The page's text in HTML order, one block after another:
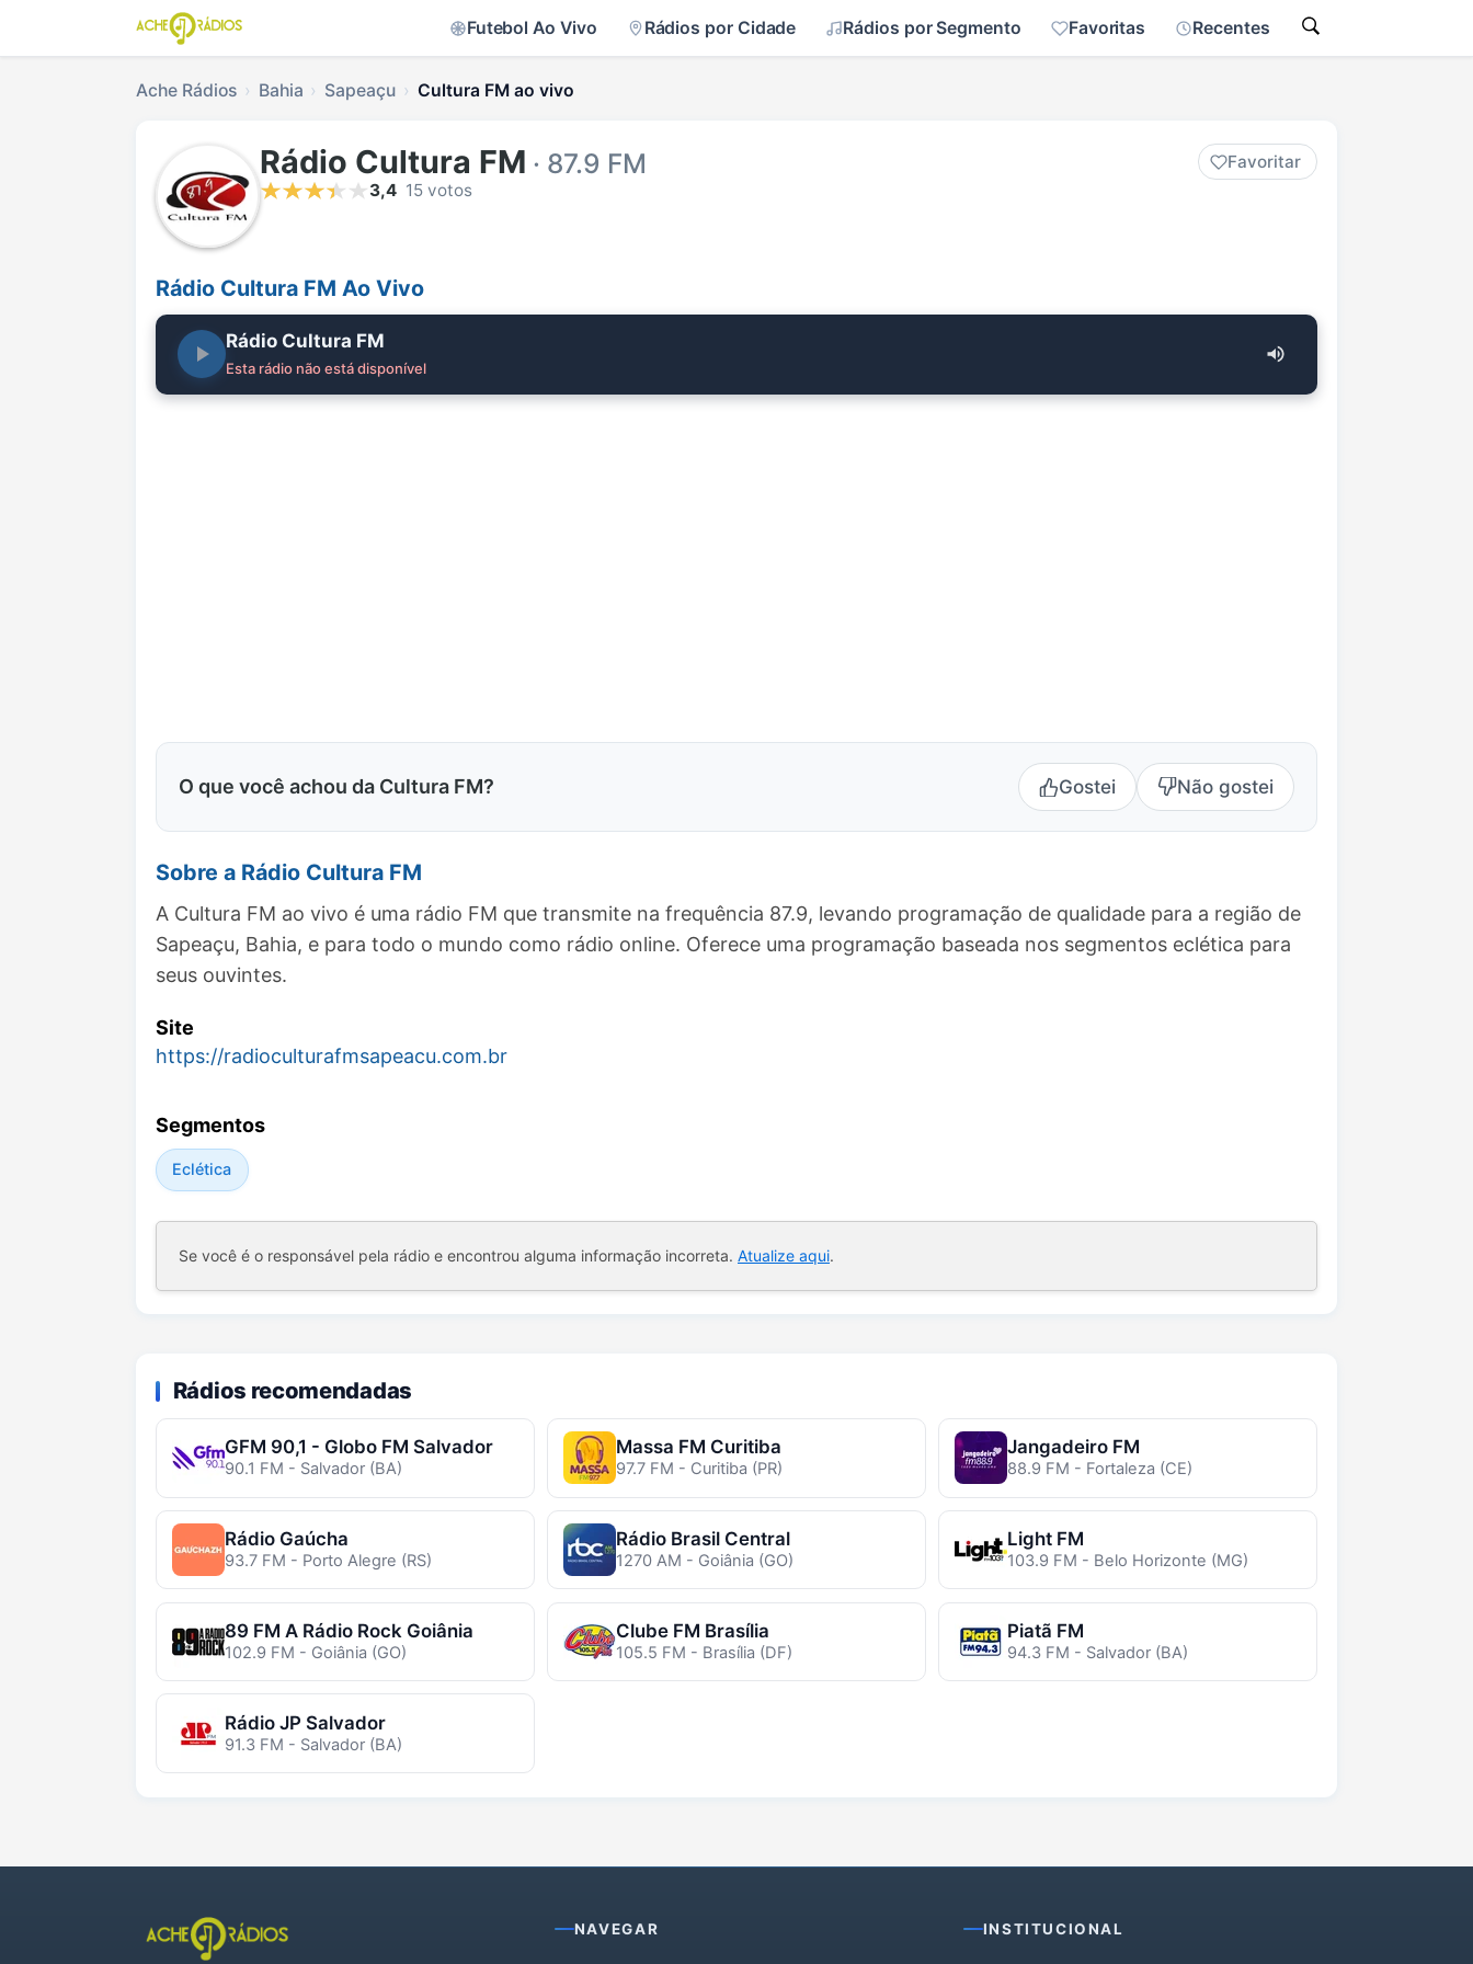
Futebol Ao Vivo Rádios por Cidade Rádios por Segmento Favoritas Recentes
Ache Rádios Bahia Sapeaçu Cultura FM ao vivo
Rádio Cultura FM · 87.9 FM
Favoritar
3,4 15 votos
Rádio Cultura FM Ao Vivo
Rádio Cultura FM
Esta rádio não está disponível
O que você achou da Cultura FM? Gostei Não gostei
Sobre a Rádio Cultura FM
A Cultura FM ao vivo é uma rádio FM que transmite na frequência 87.9, levando programação de qualidade para a região de
Sapeaçu, Bahia, e para todo o mundo como rádio online. Oferece uma programação baseada nos segmentos eclética para
seus ouvintes.
Site
https://radioculturafmsapeacu.com.br
Segmentos
Eclética
Se você é o responsável pela rádio e encontrou alguma informação incorreta. Atualize aqui.
Rádios recomendadas
GFM 90,1 - Globo FM Salvador
90.1 FM - Salvador (BA)
Massa FM Curitiba
97.7 FM - Curitiba (PR)
Jangadeiro FM
88.9 FM - Fortaleza (CE)
Rádio Gaúcha
93.7 FM - Porto Alegre (RS)
Rádio Brasil Central
1270 AM - Goiânia (GO)
Light FM
103.9 FM - Belo Horizonte (MG)
89 FM A Rádio Rock Goiânia
102.9 FM - Goiânia (GO)
Clube FM Brasília
105.5 FM - Brasília (DF)
Piatã FM
94.3 FM - Salvador (BA)
Rádio JP Salvador
91.3 FM - Salvador (BA)
NAVEGAR INSTITUCIONAL